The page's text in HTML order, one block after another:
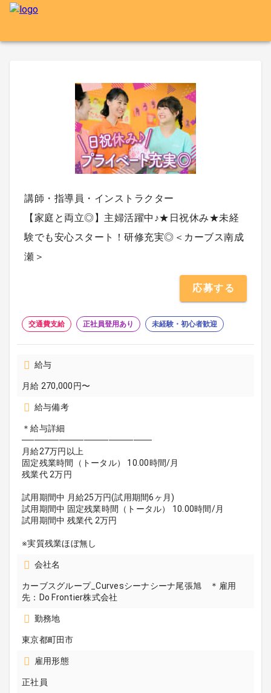
講師・指導員・インストラクター
【家庭と両立◎】主婦活躍中♪★日祝休み★未経
験でも安心スタート！研修充実◎＜カーブス南成
瀬＞
応募する
交通費支給 正社員登用あり 未経験・初心者歓迎
給与
月給 270,000円〜
給与備考
＊給与詳細
─────────────────────
月給27万円以上
固定残業時間（トータル） 10.00時間/月
残業代 2万円
試用期間中 月給25万円(試用期間6ヶ月)
試用期間中 固定残業時間（トータル） 10.00時間/月
試用期間中 残業代 2万円
※実質残業ほぼ無し
会社名
カーブスグループ_Curvesシーナシーナ尾張旭 ＊雇用
先：Do Frontier株式会社
勤務地
東京都町田市
雇用形態
正社員